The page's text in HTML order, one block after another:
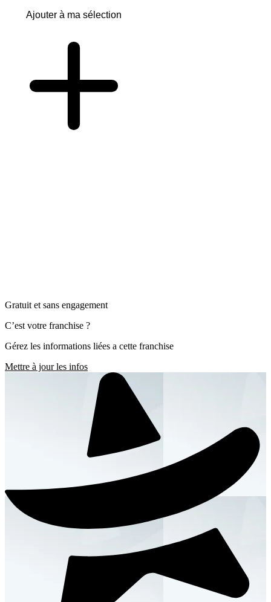
Ajouter à ma sélection
Gratuit et sans engagement
C’est votre franchise ?
Gérez les informations liées a cette franchise
Mettre à jour les infos